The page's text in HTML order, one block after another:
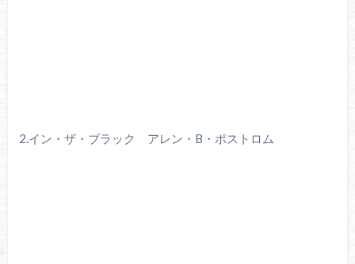
2.イン・ザ・ブラック アレン・B・ポストロム